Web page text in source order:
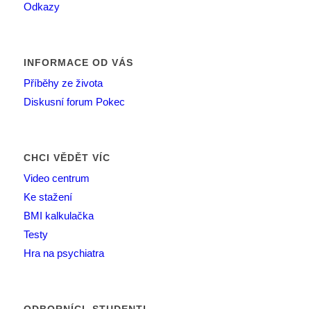
Odkazy
INFORMACE OD VÁS
Příběhy ze života
Diskusní forum Pokec
CHCI VĚDĚT VÍC
Video centrum
Ke stažení
BMI kalkulačka
Testy
Hra na psychiatra